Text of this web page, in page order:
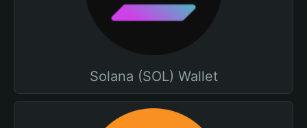
Solana (SOL) Wallet